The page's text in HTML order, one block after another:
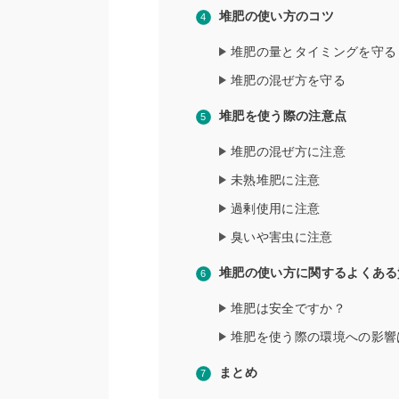
堆肥の使い方のコツ
堆肥の量とタイミングを守る
堆肥の混ぜ方を守る
堆肥を使う際の注意点
堆肥の混ぜ方に注意
未熟堆肥に注意
過剰使用に注意
臭いや害虫に注意
堆肥の使い方に関するよくある
堆肥は安全ですか？
堆肥を使う際の環境への影響
まとめ